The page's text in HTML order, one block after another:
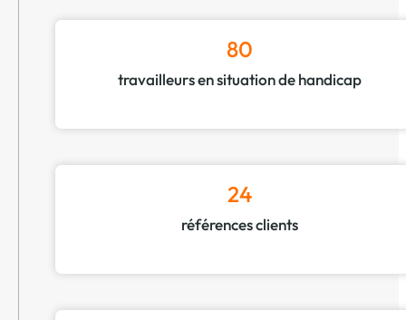
80
travailleurs en situation de handicap
24
références clients